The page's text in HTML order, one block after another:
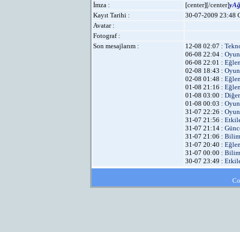
İmza :
[center][/center]
Kayıt Tarihi :
30-07-2009 23:48
Avatar :
Fotograf :
Son mesajlarım :
12-08 02:07 :
06-08 22:04 :
06-08 22:01 :
02-08 18:43 :
02-08 01:48 :
01-08 21:16 :
01-08 03:00 : Diğer
01-08 00:03 :
31-07 22:26 :
31-07 21:56 :
31-07 21:14 :
31-07 21:06 :
31-07 20:40 :
31-07 00:00 :
30-07 23:49 :